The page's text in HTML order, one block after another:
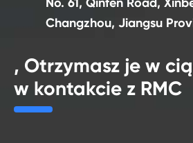
Changzhou, Jiangsu
, Otrzymasz je w
w kontakcie z RMC